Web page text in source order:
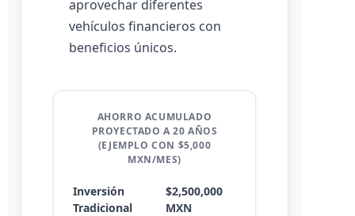
aprovechar diferentes
vehículos financieros con
beneficios únicos.
AHORRO ACUMULADO
PROYECTADO A 20 AÑOS
(EJEMPLO CON $5,000
MXN/MES)
Inversión
Tradicional
$2,500,000
MXN